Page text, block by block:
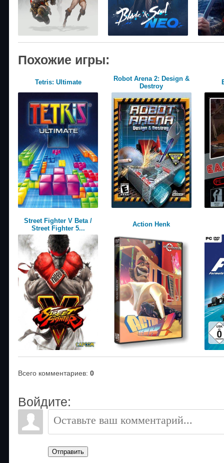
Похожие игры:
Tetris: Ultimate
Robot Arena 2: Design &
Destroy
Street Fighter V Beta /
Street Fighter 5...
Action Henk
Всего комментариев: 0
Войдите:
Отправить